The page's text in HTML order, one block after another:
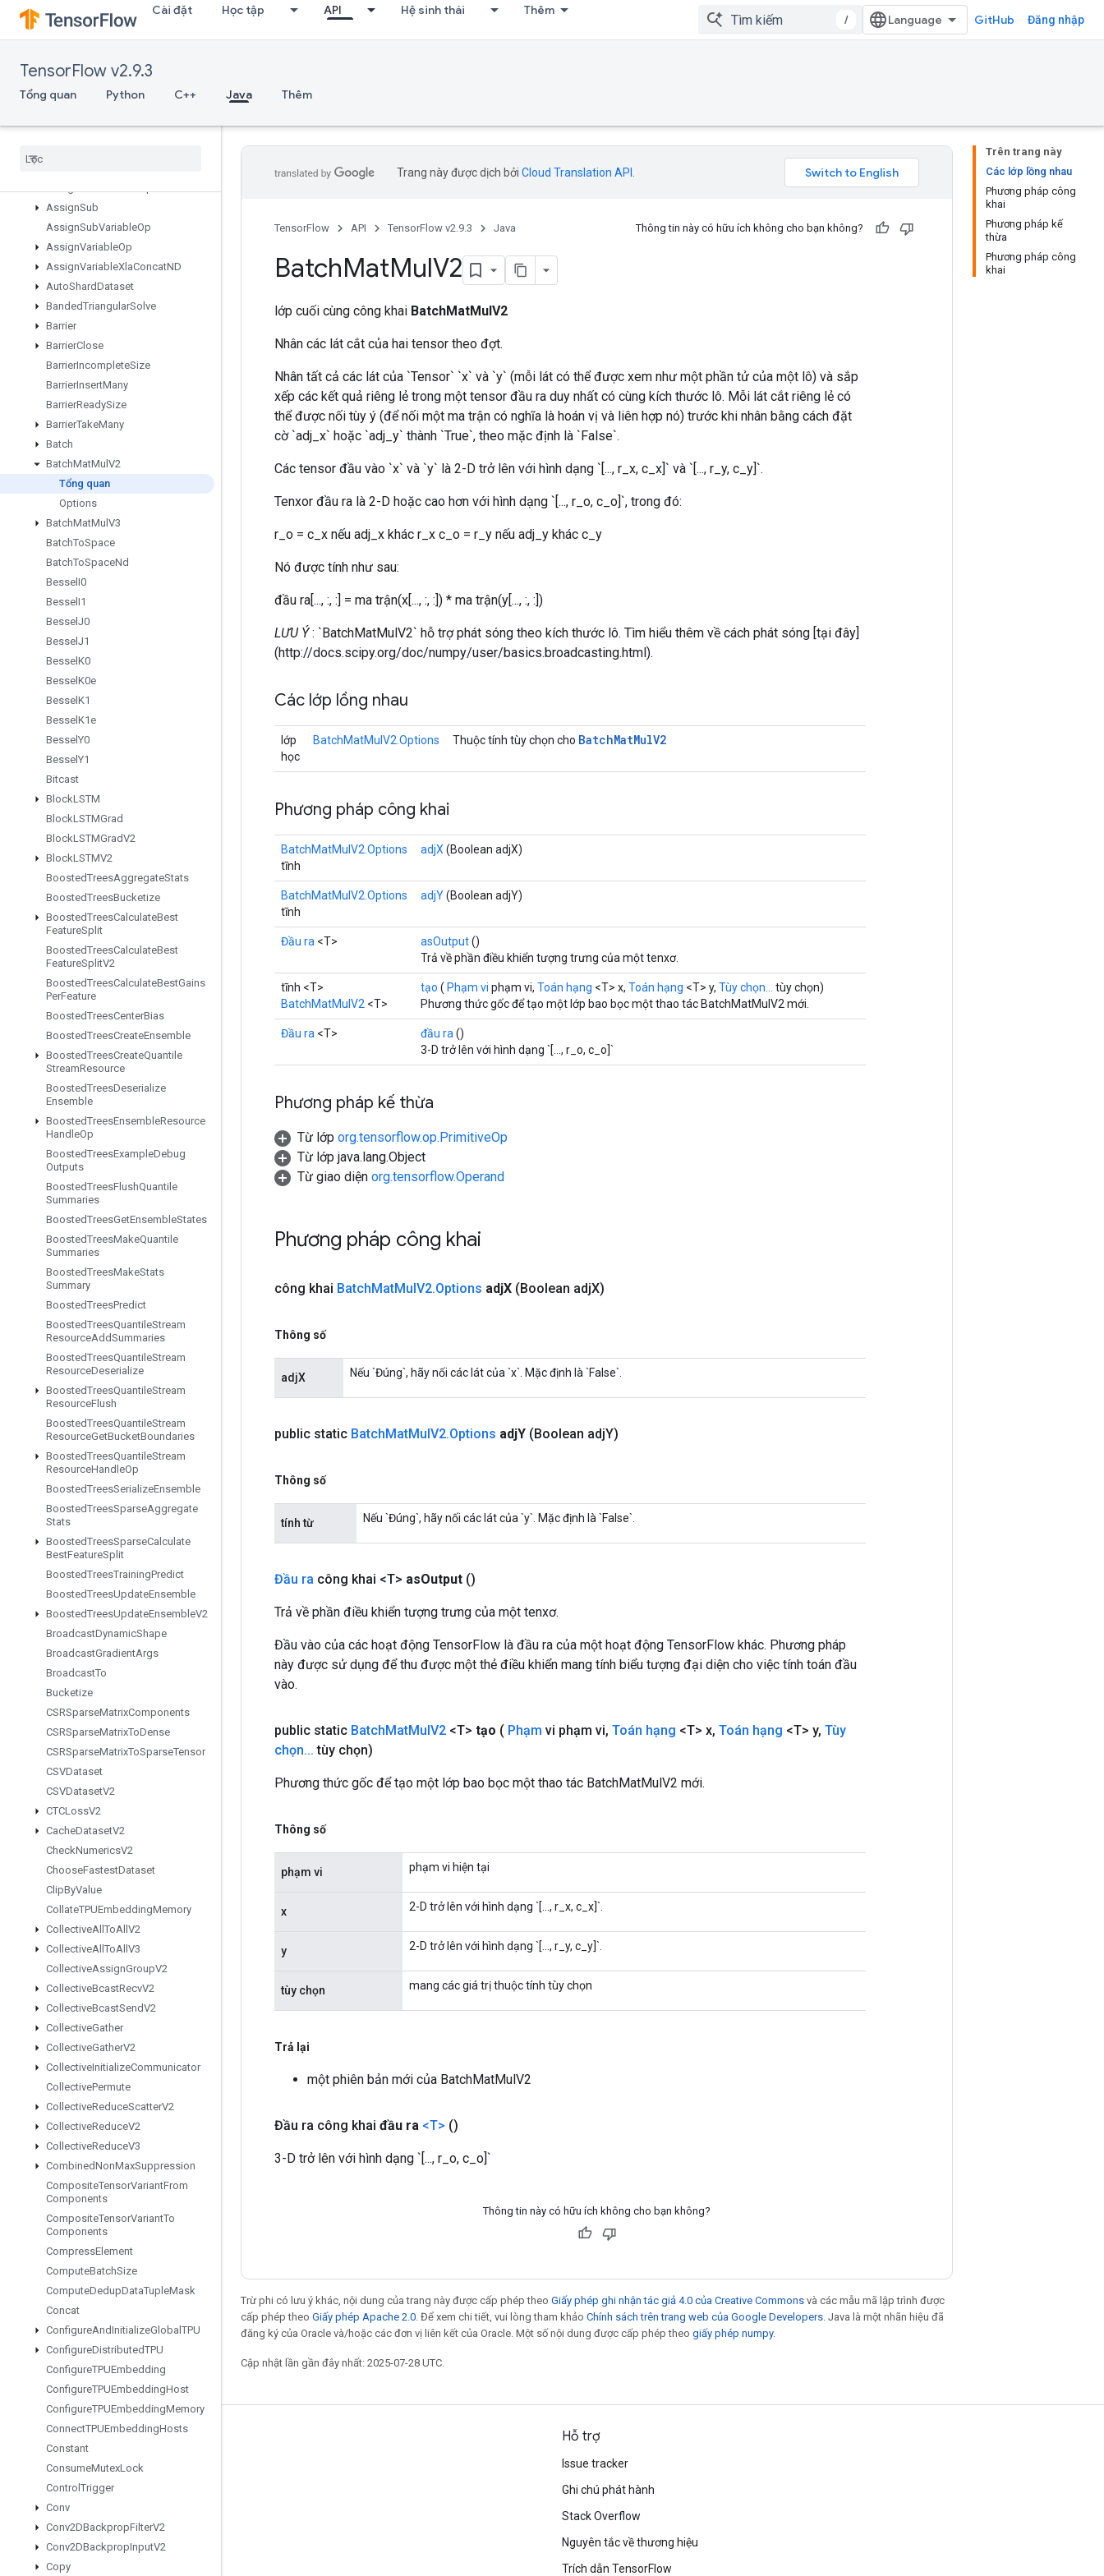
Cài đặt Học tập API Hệ sinh thái Thêm
/ GitHub Đăng nhập
TensorFlow v2.9.3
Tổng quan Python C++ Java Thêm
Any
ApplyAdagradV2
AssertCardinalityDataset
AssertNextDataset
AssertThat
AssignSub
AssignSubVariableOp
AssignVariableOp
AssignVariableXlaConcatND
AutoShardDataset
BandedTriangularSolve
Barrier
BarrierClose
BarrierIncompleteSize
BarrierInsertMany
BarrierReadySize
BarrierTakeMany
Batch
BatchMatMul V2
Tổng quan
Options
BatchMatMul V3
BatchToSpace
BatchToSpaceNd
Bessel I0
Bessel I1
Bessel J0
Bessel J1
Bessel K0
Bessel K0e
Bessel K1
Bessel K1e
Bessel Y0
Bessel Y1
Bitcast
BlockLSTM
BlockLSTMGrad
BlockLSTMGradV2
BlockLSTMV2
BoostedTreesAggregateStats
BoostedTreesBucketize
BoostedTreesCalculateBest
FeatureSplit
BoostedTreesCalculateBest
FeatureSplitV2
BoostedTreesCalculateBestGains
PerFeature
BoostedTreesCenterBias
BoostedTreesCreateEnsemble
BoostedTreesCreateQuantile
StreamResource
BoostedTreesDeserialize
Ensemble
BoostedTreesEnsembleResource
HandleOp
BoostedTreesExampleDebug
Outputs
BoostedTreesFlushQuantile
Summaries
BoostedTreesGetEnsembleStates
BoostedTreesMakeQuantile
Summaries
BoostedTreesMakeStats
Summary
BoostedTreesPredict
BoostedTreesQuantileStream
ResourceAddSummaries
BoostedTreesQuantileStream
ResourceDeserialize
BoostedTreesQuantileStream
ResourceFlush
BoostedTreesQuantileStream
ResourceGetBucketBoundaries
BoostedTreesQuantileStream
ResourceHandleOp
BoostedTreesSerializeEnsemble
BoostedTreesSparseAggregate
Stats
BoostedTreesSparseCalculate
BestFeatureSplit
BoostedTreesTrainingPredict
BoostedTreesUpdateEnsemble
BoostedTreesUpdateEnsembleV2
BroadcastDynamicShape
BroadcastGradientArgs
BroadcastTo
Bucketize
CSRSparseMatrixComponents
CSRSparseMatrixToDense
CSRSparseMatrixToSparseTensor
CSVDataset
CSVDatasetV2
CTCLossV2
CacheDatasetV2
CheckNumericsV2
ChooseFastestDataset
ClipByValue
CollateTPUEmbeddingMemory
CollectiveAll ToAll V2
CollectiveAll ToAll V3
CollectiveAssignGroupV2
CollectiveBcastRecvV2
CollectiveBcastSendV2
CollectiveGather
CollectiveGatherV2
CollectiveInitializeCommunicator
CollectivePermute
CollectiveReduceScatterV2
CollectiveReduceV2
CollectiveReduceV3
CombinedNonMaxSuppression
CompositeTensorVariantFrom
Components
CompositeTensorVariantTo
Components
CompressElement
ComputeBatchSize
ComputeDedupDataTupleMask
Concat
ConfigureAndInitializeGlobal TPU
ConfigureDistributedTPU
ConfigureTPUEmbedding
ConfigureTPUEmbeddingHost
ConfigureTPUEmbeddingMemory
ConnectTPUEmbeddingHosts
Constant
ConsumeMutexLock
Control Trigger
Conv
Conv2DBackpropFilterV2
Conv2DBackpropInputV2
Copy
Trên trang này
Các lớp lồng nhau
Phương pháp công
khai
Phương pháp kế
thừa
Phương pháp công
khai
Trang này được dịch bởi Cloud Translation API
TensorFlow API TensorFlow v2.9.3 Java Thông tin này có hữu ích không cho bạn không?
BatchMatMulV2
lớp cuối cùng công khai BatchMatMulV2
Nhân các lát cắt của hai tensor theo đợt.
Nhân tất cả các lát của `Tensor` `x` và `y` (mỗi lát có thể được xem như một phần tử của một lô) và sắp
xếp các kết quả riêng lẻ trong một tensor đầu ra duy nhất có cùng kích thước lô. Mỗi lát cắt riêng lẻ có
thể được nối tùy ý (để nối một ma trận có nghĩa là hoán vị và liên hợp nó) trước khi nhân bằng cách đặt
cờ `adj_x` hoặc `adj_y` thành `True`, theo mặc định là `False`.
Các tensor đầu vào `x` và `y` là 2-D trở lên với hình dạng `[..., r_x, c_x]` và `[..., r_y, c_y]`.
Tenxor đầu ra là 2-D hoặc cao hơn với hình dạng `[..., r_o, c_o]`, trong đó:
r_o = c_x nếu adj_x khác r_x c_o = r_y nếu adj_y khác c_y
Nó được tính như sau:
đầu ra[..., :, :] = ma trận(x[..., :, :]) * ma trận(y[..., :, :])
LƯU Ý: `BatchMatMulV2` hỗ trợ phát sóng theo kích thước lô. Tìm hiểu thêm về cách phát sóng [tại đây]
(http://docs.scipy.org/doc/numpy/user/basics.broadcasting.html).
Các lớp lồng nhau
lớp
học
BatchMatMulV2.Options Thuộc tính tùy chọn cho BatchMatMulV2
Phương pháp công khai
BatchMatMulV2.Options
tĩnh
adjX (Boolean adjX)
BatchMatMulV2.Options
tĩnh
adjY(Boolean adjY)
Đầu ra <T> asOutput()
Trả về phần điều khiển tượng trưng của một tenxơ.
tĩnh <T>
BatchMatMulV2 <T>
tạo ( Phạm vi phạm vi, Toán hạng <T> x, Toán hạng <T> y, Tùy chọn...
tùy chọn)
Phương thức gốc để tạo một lớp bao bọc một thao tác BatchMatMulV2 mới.
Đầu ra <T> đầu ra ()
3-D trở lên với hình dạng `[..., r_o, c_o]`
Phương pháp kế thừa
Từ lớp org.tensorflow.op.PrimitiveOp
Từ lớp java.lang.Object
Từ giao diện org.tensorflow.Operand
Phương pháp công khai
công khai BatchMatMulV2.Options adjX (Boolean adjX)
Thông số
adjX Nếu `Đúng`, hãy nối các lát của `x`. Mặc định là `False`.
public static BatchMatMulV2.Options adjY (Boolean adjY)
Thông số
tính từ Nếu `Đúng`, hãy nối các lát của `y`. Mặc định là `False`.
Đầu ra công khai <T> asOutput ()
Trả về phần điều khiển tượng trưng của một tenxơ.
Đầu vào của các hoạt động TensorFlow là đầu ra của một hoạt động TensorFlow khác. Phương pháp
này được sử dụng để thu được một thẻ điều khiển mang tính biểu tượng đại diện cho việc tính toán đầu
vào.
public static BatchMatMulV2 <T> tạo ( Phạm vi phạm vi, Toán hạng <T> x, Toán hạng <T> y, Tùy
chọn... tùy chọn)
Phương thức gốc để tạo một lớp bao bọc một thao tác BatchMatMulV2 mới.
Thông số
phạm vi phạm vi hiện tại
x 2-D trở lên với hình dạng `[..., r_x, c_x]`.
y 2-D trở lên với hình dạng `[..., r_y, c_y]`.
tùy chọn mang các giá trị thuộc tính tùy chọn
Trả lại
một phiên bản mới của BatchMatMulV2
Đầu ra công khai đầu ra <T> ()
3-D trở lên với hình dạng `[..., r_o, c_o]`
Thông tin này có hữu ích không cho bạn không?
Trừ phi có lưu ý khác, nội dung của trang này được cấp phép theo Giấy phép ghi nhận tác giả 4.0 của Creative Commons và các mẫu mã lập trình được
cấp phép theo Giấy phép Apache 2.0 . Để xem chi tiết, vui lòng tham khảo Chính sách trên trang web của Google Developers . Java là một nhãn hiệu đã
đăng ký của Oracle và/hoặc các đơn vị liên kết của Oracle. Một số nội dung được cấp phép theo giấy phép numpy.
Cập nhật lần gần đây nhất: 2025-07-28 UTC.
Giữ liên lạc
Diễn đàn
Twitter
YouTube
Hỗ trợ
Issue tracker
Ghi chú phát hành
Stack Overflow
Nguyên tắc về thương hiệu
Trích dẫn TensorFlow